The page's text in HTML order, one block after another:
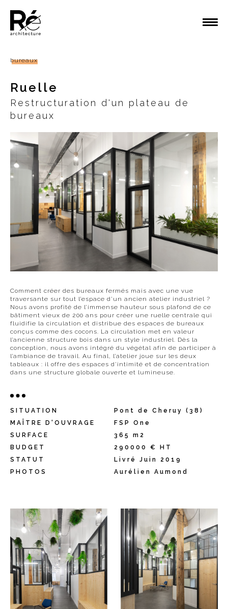
bureaux
Ruelle
Restructuration d'un plateau de
bureaux
Comment créer des bureaux fermés mais avec une vue
traversante sur tout l’espace d’un ancien atelier industriel ?
Nous avons profité de l’immense hauteur sous plafond de ce
bâtiment vieux de 200 ans pour créer une ruelle centrale qui
fluidifie la circulation et distribue des espaces de bureaux
conçus comme des cocons. La circulation met en valeur
l’ancienne structure bois dans un style industriel. Dès la
conception, nous avons intégré du végétal afin de participer à
l’ambiance de travail. Au final, l’atelier joue sur les deux
tableaux : il offre des espaces d’intimité et de concentration
dans une structure globale ouverte et lumineuse.
SITUATION
Pont de Cheruy (38)
MAÎTRE D'OUVRAGE
FSP One
SURFACE
365 m2
BUDGET
290000 € HT
STATUT
Livré Juin 2019
PHOTOS
Aurélien Aumond